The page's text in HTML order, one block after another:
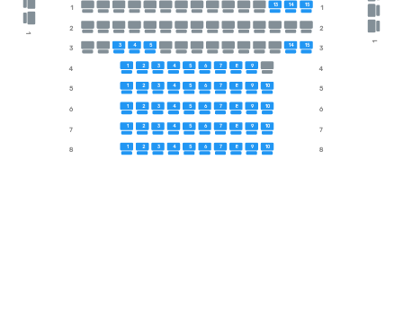
1
13 14 15
1
2 2
3
3 4 5 14 15
3
4
1 2 3 4 5 6 7 8 9
4
5
1 2 3 4 5 6 7 8 9 10
5
6
1 2 3 4 5 6 7 8 9 10
6
7
1 2 3 4 5 6 7 8 9 10
7
8
1 2 3 4 5 6 7 8 9 10
8
1
1